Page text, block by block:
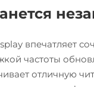
впечатляет
частоты
отличную